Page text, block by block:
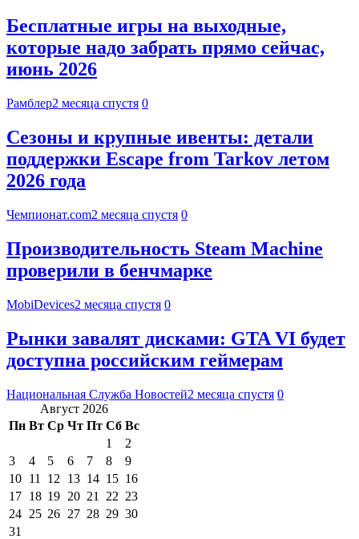
Бесплатные игры на выходные,
которые надо забрать прямо сейчас,
июнь 2026
Рамблер2 месяца спустя 0
Сезоны и крупные ивенты: детали
поддержки Escape from Tarkov летом
2026 года
Чемпионат.com2 месяца спустя 0
Производительность Steam Machine
проверили в бенчмарке
MobiDevices2 месяца спустя 0
Рынки завалят дисками: GTA VI будет
доступна российским геймерам
Национальная Служба Новостей2 месяца спустя 0
Август 2026
Пн Вт Ср Чт Пт Сб Вс
1
2
3
4 5 6 7 8
9
10 11 12 13 14 15 16
17 18 19 20 21 22 23
24 25 26 27 28 29 30
31